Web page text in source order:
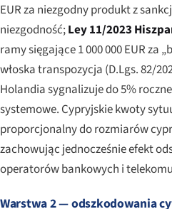
EUR za niezgodny produkt z
niezgodność;Ley 11/2023
ramy sięgające 1 000 000 EUR za
włoska transpozycja (D.Lgs. 82/
Holandia sygnalizuje do 5%
systemowe. Cypryjskie kwoty
proporcjonalny do rozmiarów
zachowując jednocześnie efekt
operatorów bankowych i
Warstwa 2 — odszkodowania